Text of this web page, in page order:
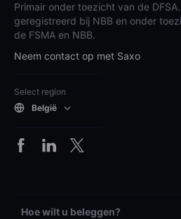
Primair onder toezicht van de
geregistreerd bij NBB en onder
de FSMA en NBB.
Neem contact op met Saxo
Select region
België
Hoe wilt u beleggen?